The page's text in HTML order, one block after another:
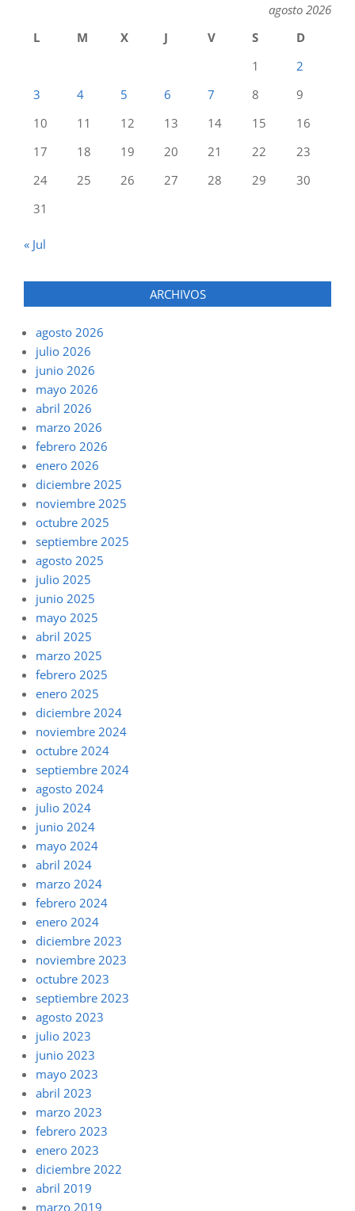
agosto 2026
L
M X J V S
D
1
2
3
4 5 6 7 8
9
10
11 12 13 14 15
16
17
18 19 20 21 22
23
24
25 26 27 28 29
30
31
« Jul
ARCHIVOS
agosto 2026
julio 2026
junio 2026
mayo 2026
abril 2026
marzo 2026
febrero 2026
enero 2026
diciembre 2025
noviembre 2025
octubre 2025
septiembre 2025
agosto 2025
julio 2025
junio 2025
mayo 2025
abril 2025
marzo 2025
febrero 2025
enero 2025
diciembre 2024
noviembre 2024
octubre 2024
septiembre 2024
agosto 2024
julio 2024
junio 2024
mayo 2024
abril 2024
marzo 2024
febrero 2024
enero 2024
diciembre 2023
noviembre 2023
octubre 2023
septiembre 2023
agosto 2023
julio 2023
junio 2023
mayo 2023
abril 2023
marzo 2023
febrero 2023
enero 2023
diciembre 2022
abril 2019
marzo 2019